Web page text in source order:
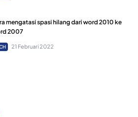
mengatasi spasi hilang dari word 2010 ke
2007
21 Februari 2022